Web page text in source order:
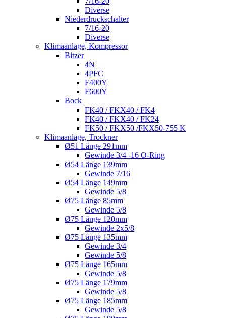
Diverse
Niederdruckschalter
7/16-20
Diverse
Klimaanlage, Kompressor
Bitzer
4N
4PFC
F400Y
F600Y
Bock
FK40 / FKX40 / FK4
FK40 / FKX40 / FK24
FK50 / FKX50 /FKX50-755 K
Klimaanlage, Trockner
Ø51 Länge 291mm
Gewinde 3/4 -16 O-Ring
Ø54 Länge 139mm
Gewinde 7/16
Ø54 Länge 149mm
Gewinde 5/8
Ø75 Länge 85mm
Gewinde 5/8
Ø75 Länge 120mm
Gewinde 2x5/8
Ø75 Länge 135mm
Gewinde 3/4
Gewinde 5/8
Ø75 Länge 165mm
Gewinde 5/8
Ø75 Länge 179mm
Gewinde 5/8
Ø75 Länge 185mm
Gewinde 5/8